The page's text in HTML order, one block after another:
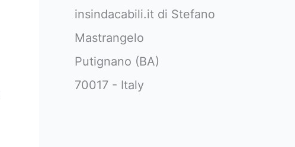
insindacabili.it di Stefano
Mastrangelo
Putignano (BA)
70017 - Italy